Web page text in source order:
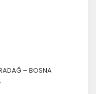
– BOSNA